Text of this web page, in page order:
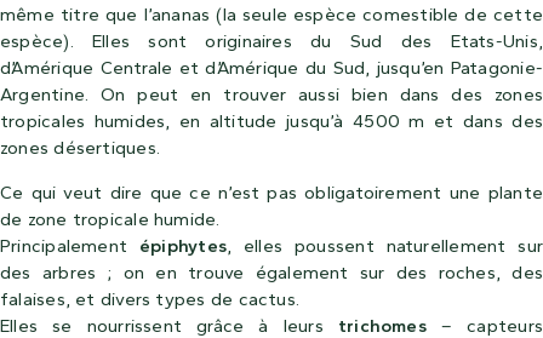
même titre que l’ananas (la seule espèce comestible de cette
espèce). Elles sont originaires du Sud des Etats-Unis,
d’Amérique Centrale et d’Amérique du Sud, jusqu’en Patagonie-
Argentine. On peut en trouver aussi bien dans des zones
tropicales humides, en altitude jusqu’à 4500 m et dans des
zones désertiques.
Ce qui veut dire que ce n’est pas obligatoirement une plante
de zone tropicale humide.
Principalement épiphytes, elles poussent naturellement sur
des arbres ; on en trouve également sur des roches, des
falaises, et divers types de cactus.
Elles se nourrissent grâce à leurs trichomes– capteurs